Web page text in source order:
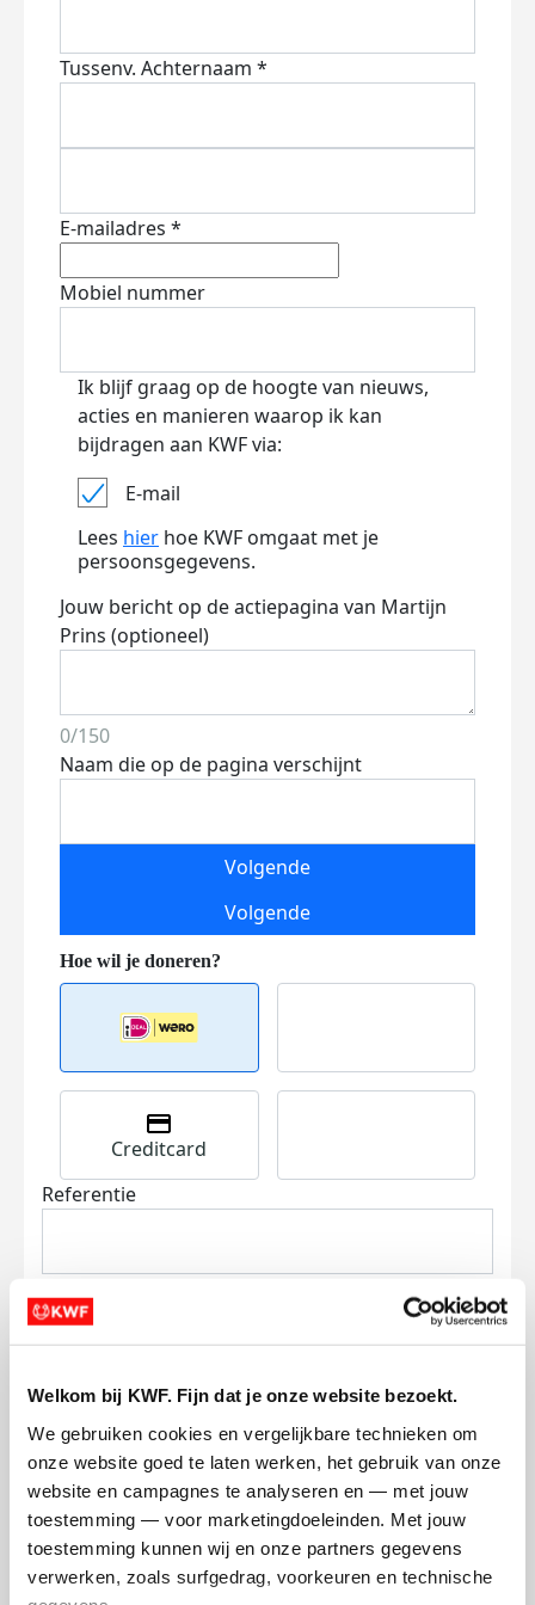
Welkom bij KWF. Fijn dat je onze website bezoekt.
We gebruiken cookies en vergelijkbare technieken om
onze website goed te laten werken, het gebruik van onze
website en campagnes te analyseren en — met jouw
toestemming — voor marketingdoeleinden. Met jouw
toestemming kunnen wij en onze partners gegevens
verwerken, zoals surfgedrag, voorkeuren en technische
Tussenv. Achternaam *
E-mailadres *
Mobiel nummer
Ik blijf graag op de hoogte van nieuws,
acties en manieren waarop ik kan
bijdragen aan KWF via:
E-mail
Lees hier hoe KWF omgaat met je
persoonsgegevens.
Jouw bericht op de actiepagina van Martijn
Prins (optioneel)
0/150
Naam die op de pagina verschijnt
Volgende
Volgende
Creditcard
Referentie
en betaal €0.75 extra.
Doneer nu